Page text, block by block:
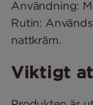
Användning:
Rutin:
nattkräm.
Viktigt